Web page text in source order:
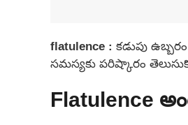
flatulence : కడుపు
సమస్యకు పరిష్కారం
Flatulence